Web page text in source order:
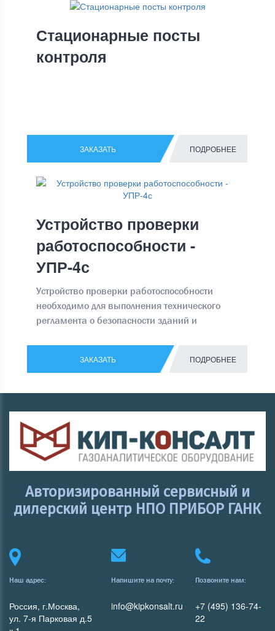
Стационарные посты
контроля
ЗАКАЗАТЬ ПОДРОБНЕЕ
Устройство проверки
работоспособности -
УПР-4с
Устройство проверки работоспособности
необходимо для выполнения технического
регламента о безопасности зданий и
ЗАКАЗАТЬ ПОДРОБНЕЕ
Авторизированный сервисный и
дилерский центр НПО ПРИБОР ГАНК
Наш адрес:
Россия, г.Москва,
ул. 7-я Парковая д.5
Напишите на почту:
info@kipkonsalt.ru
Позвоните нам:
+7 (495) 136-74-
22